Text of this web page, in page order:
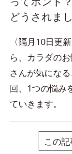
どうされま
〈隔月10日更
ら、カラダの
さんが気にな
回、1つの悩み
ていきます。
この